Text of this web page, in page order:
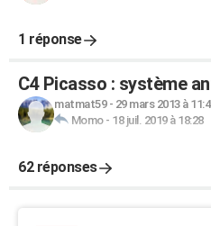
1 réponse
C4 Picasso : système
matmat59- 29 mars 2013 à
Momo- 18 juil. 2019 à 18:28
62 réponses